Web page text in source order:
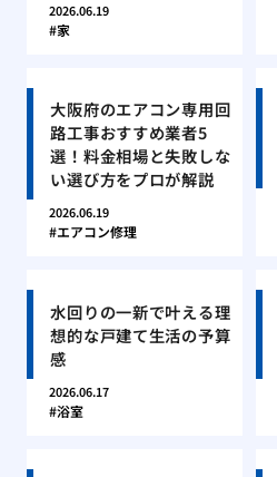
2026.06.19
家
大阪府のエアコン専用回
路工事おすすめ業者5
選！料金相場と失敗しな
い選び方をプロが解説
2026.06.19
エアコン修理
水回りの一新で叶える理
想的な戸建て生活の予算
感
2026.06.17
浴室